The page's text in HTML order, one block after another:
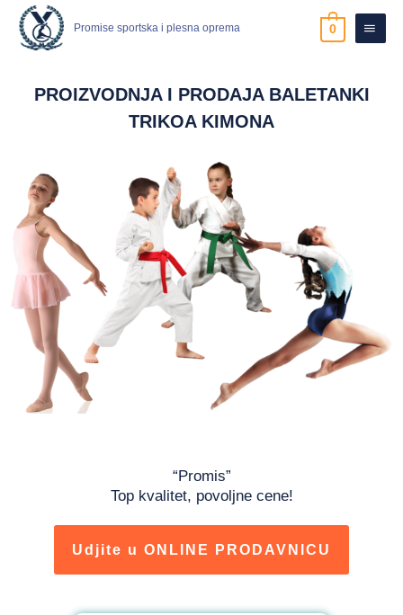
content
Promise sportska i plesna oprema 0
PROIZVODNJA I PRODAJA BALETANKI
TRIKOA KIMONA
“Promis”
Top kvalitet, povoljne cene!
Udjite u ONLINE PRODAVNICU